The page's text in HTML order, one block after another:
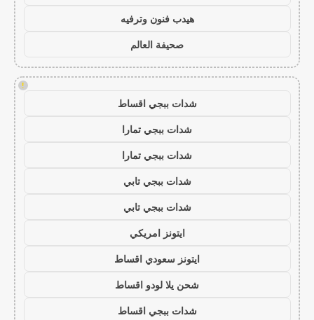
هيدب فنون وترفيه
صحيفة العالم
!
شدات ببجي اقساط
شدات ببجي تمارا
شدات ببجي تمارا
شدات ببجي تابي
شدات ببجي تابي
ايتونز امريكي
ايتونز سعودي اقساط
شحن يلا لودو اقساط
شدات ببجي اقساط